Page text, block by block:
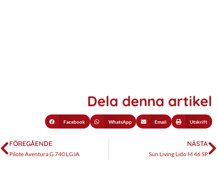
Dela denna artikel
Facebook WhatsApp Email Utskrift
FÖREGÅENDE
Pilote Aventura G 740 LGJA
NÄSTA
Sun Living Lido M 46 SP